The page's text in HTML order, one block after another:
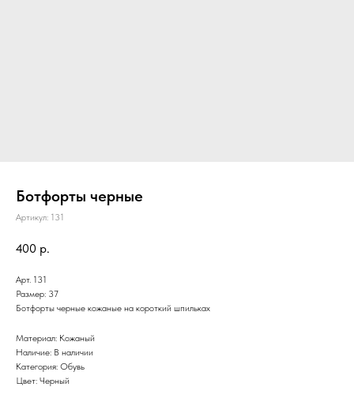
Ботфорты черные
Артикул: 131
400 р.
Арт. 131
Размер: 37
Ботфорты черные кожаные на короткий шпильках
Материал: Кожаный
Наличие: В наличии
Категория: Обувь
Цвет: Черный